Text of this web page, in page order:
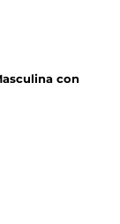
con